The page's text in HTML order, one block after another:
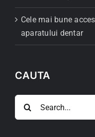
Cele mai bune
aparatului dentar
CAUTA